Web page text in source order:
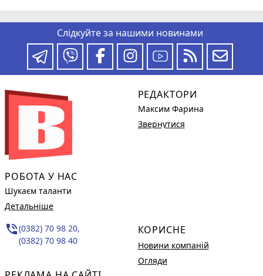
Слідкуйте за нашими новинами
РОБОТА У НАС
Шукаєм таланти
Детальніше
phone_in_talk(0382) 70 98 20,
(0382) 70 98 40
РЕДАКТОРИ
Максим Фарина
Звернутися
КОРИСНЕ
Новини компаній
Огляди